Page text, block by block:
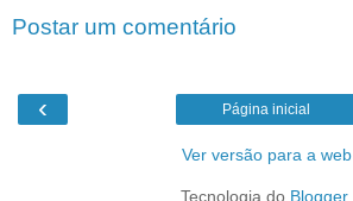
Postar um comentário
‹ Página inicial
Ver versão para a web
Tecnologia do Blogger.